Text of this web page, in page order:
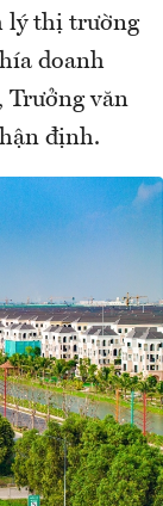
lý thị trường
doanh
Trưởng văn
định.